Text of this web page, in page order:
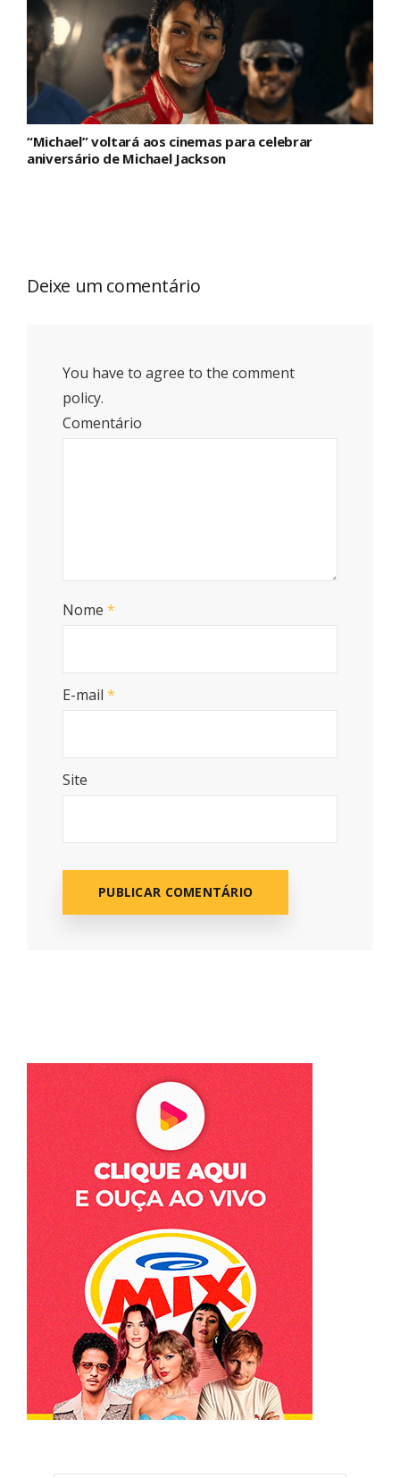
“Michael” voltará aos cinemas para celebrar
aniversário de Michael Jackson
Deixe um comentário
You have to agree to the comment
policy.
Comentário
Nome *
E-mail *
Site